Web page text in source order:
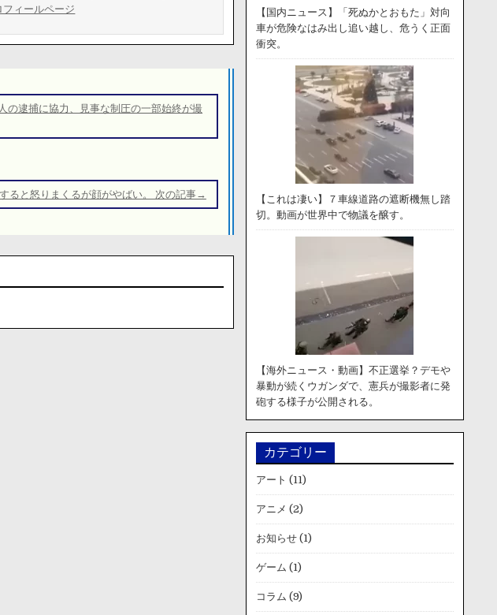
フィールページ
の逮捕に協力、見事な制圧の一部始終が撮
ると怒りまくるが顔がやばい。 次の記事→
【国内ニュース】「死ぬかとおもた」対向
車が危険なはみ出し追い越し、危うく正面
衝突。
【これは凄い】７車線道路の遮断機無し踏
切。動画が世界中で物議を醸す。
【海外ニュース・動画】不正選挙？デモや
暴動が続くウガンダで、憲兵が撮影者に発
砲する様子が公開される。
カテゴリー
アート (11)
アニメ (2)
お知らせ(1)
ゲーム (1)
コラム (9)